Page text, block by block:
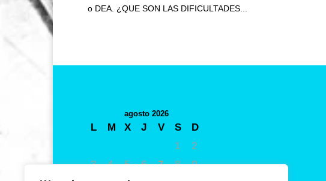
o DEA. ¿QUE SON LAS DIFICULTADES...
agosto 2026
L M X J V S
D
1
2
3
4 5 6 7 8
9